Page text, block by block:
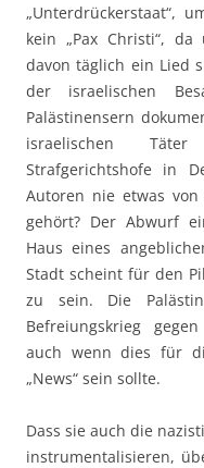
„Unterdrückerstaat“,
kein „Pax Christi“,
davon täglich ein Lied
der israelischen
Palästinensern
israelischen
Strafgerichtshofe in
Autoren nie etwas
gehört? Der Abwurf
Haus eines
Stadt scheint für den
zu sein. Die
Befreiungskrieg
auch wenn dies für
„News“ sein sollte.
Dass sie auch die
instrumentalisieren,